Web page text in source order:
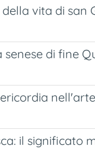
vita di san
di fine
il significato